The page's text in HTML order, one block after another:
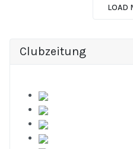
LOAD
Clubzeitung